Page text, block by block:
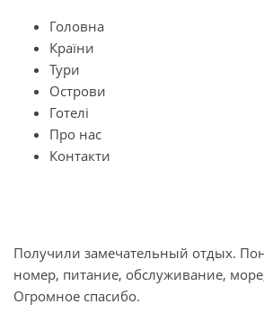
Головна
Країни
Тури
Острови
Готелі
Про нас
Контакти
Получили замечательный отдых.
номер, питание, обслуживание,
Огромное спасибо.